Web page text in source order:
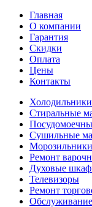
Главная
О компании
Гарантия
Скидки
Оплата
Цены
Контакты
Холодильники
Стиральные
Сушильные
Ремонт
Духовые
Телевизоры
Ремонт